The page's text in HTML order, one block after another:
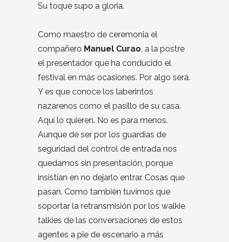
Su toque supo a gloria.
Como maestro de ceremonia el
compañero Manuel Curao , a la postre
el presentador que ha conducido el
festival en más ocasiones. Por algo será.
Y es que conoce los laberintos
nazarenos como el pasillo de su casa.
Aquí lo quieren. No es para menos.
Aunque de ser por los guardias de
seguridad del control de entrada nos
quedamos sin presentación, porque
insistían en no dejarlo entrar. Cosas que
pasan. Como también tuvimos que
soportar la retransmisión por los walkie
talkies de las conversaciones de estos
agentes a pie de escenario a más